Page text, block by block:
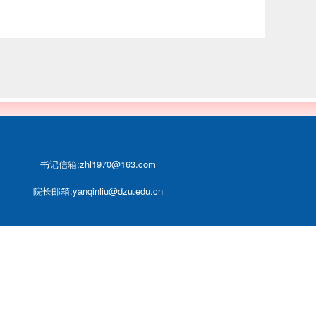
书记信箱:zhl1970@163.com
院长邮箱:yanqinliu@dzu.edu.cn